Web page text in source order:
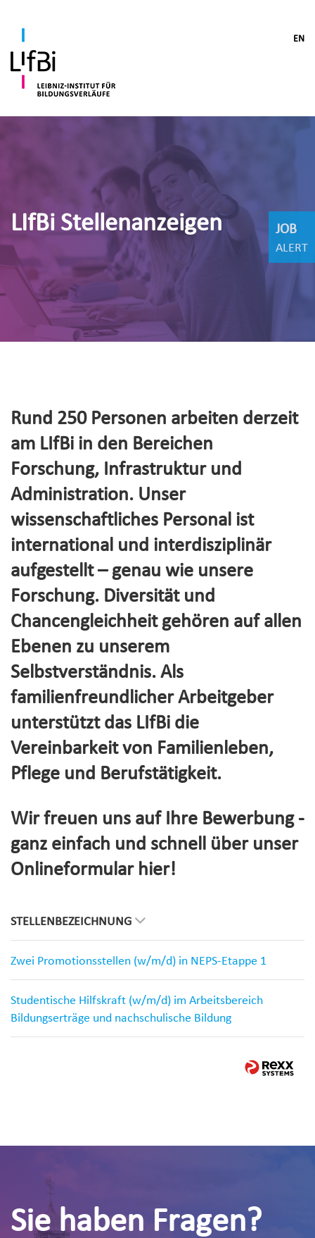
EN
LIfBi Stellenanzeigen
Rund 250 Personen arbeiten derzeit
am LIfBi in den Bereichen
Forschung, Infrastruktur und
Administration. Unser
wissenschaftliches Personal ist
international und interdisziplinär
aufgestellt – genau wie unsere
Forschung. Diversität und
Chancengleichheit gehören auf allen
Ebenen zu unserem
Selbstverständnis. Als
familienfreundlicher Arbeitgeber
unterstützt das LIfBi die
Vereinbarkeit von Familienleben,
Pflege und Berufstätigkeit.
Wir freuen uns auf Ihre Bewerbung -
ganz einfach und schnell über unser
Onlineformular hier!
STELLENBEZEICHNUNG
Zwei Promotionsstellen (w/m/d) in NEPS-Etappe 1
Studentische Hilfskraft (w/m/d) im Arbeitsbereich
Bildungserträge und nachschulische Bildung
JOB
ALERT
Sie haben Fragen?